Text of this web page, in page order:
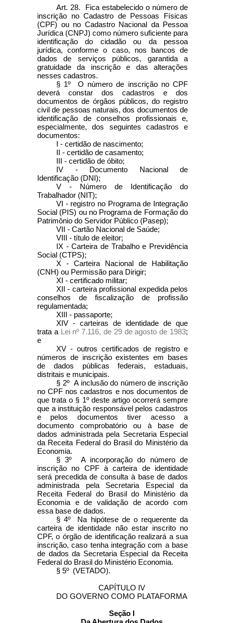
Art. 28. Fica estabelecido o número de
inscrição no Cadastro de Pessoas Físicas
(CPF) ou no Cadastro Nacional da Pessoa
Jurídica (CNPJ) como número suficiente para
identificação do cidadão ou da pessoa
jurídica, conforme o caso, nos bancos de
dados de serviços públicos, garantida a
gratuidade da inscrição e das alterações
nesses cadastros.
§ 1º O número de inscrição no CPF
deverá constar dos cadastros e dos
documentos de órgãos públicos, do registro
civil de pessoas naturais, dos documentos de
identificação de conselhos profissionais e,
especialmente, dos seguintes cadastros e
documentos:
I - certidão de nascimento;
II - certidão de casamento;
III - certidão de óbito;
IV - Documento Nacional de
Identificação (DNI);
V - Número de Identificação do
Trabalhador (NIT);
VI - registro no Programa de Integração
Social (PIS) ou no Programa de Formação do
Patrimônio do Servidor Público (Pasep);
VII - Cartão Nacional de Saúde;
VIII - título de eleitor;
IX - Carteira de Trabalho e Previdência
Social (CTPS);
X - Carteira Nacional de Habilitação
(CNH) ou Permissão para Dirigir;
XI - certificado militar;
XII - carteira profissional expedida pelos
conselhos de fiscalização de profissão
regulamentada;
XIII - passaporte;
XIV - carteiras de identidade de que
trata a Lei nº 7.116, de 29 de agosto de 1983;
e
XV - outros certificados de registro e
números de inscrição existentes em bases
de dados públicas federais, estaduais,
distritais e municipais.
§ 2º A inclusão do número de inscrição
no CPF nos cadastros e nos documentos de
que trata o § 1º deste artigo ocorrerá sempre
que a instituição responsável pelos cadastros
e pelos documentos tiver acesso a
documento comprobatório ou à base de
dados administrada pela Secretaria Especial
da Receita Federal do Brasil do Ministério da
Economia.
§ 3º A incorporação do número de
inscrição no CPF à carteira de identidade
será precedida de consulta à base de dados
administrada pela Secretaria Especial da
Receita Federal do Brasil do Ministério da
Economia e de validação de acordo com
essa base de dados.
§ 4º Na hipótese de o requerente da
carteira de identidade não estar inscrito no
CPF, o órgão de identificação realizará a sua
inscrição, caso tenha integração com a base
de dados da Secretaria Especial da Receita
Federal do Brasil do Ministério Economia.
§ 5º (VETADO).
CAPÍTULO IV
DO GOVERNO COMO PLATAFORMA
Seção I